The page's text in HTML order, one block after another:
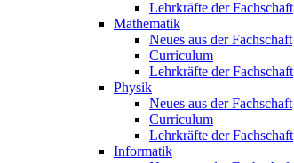
Lehrkräfte der Fachschaft
Mathematik
Neues aus der Fachschaft
Curriculum
Lehrkräfte der Fachschaft
Physik
Neues aus der Fachschaft
Curriculum
Lehrkräfte der Fachschaft
Informatik